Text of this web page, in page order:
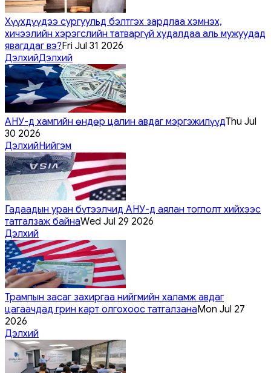
Хүүхдүүдээ сургуульд бэлтгэх зардлаа хэмнэх,
хичээлийн хэрэгслийн татваргүй худалдаа аль мужуудад
явагддаг вэ?Fri Jul 31 2026
ДэлхийДэлхий
АНУ-д хамгийн өндөр цалин авдаг мэргэжилүүдThu Jul
30 2026
ДэлхийНийгэм
Гадаадын уран бүтээлчид АНУ-д аялан тоглолт хийхээс
татгалзаж байнаWed Jul 29 2026
Дэлхий
Трампын засаг захиргаа нийгмийн халамж авдаг
цагаачдад грин карт олгохоос татгалзанаMon Jul 27
2026
Дэлхий